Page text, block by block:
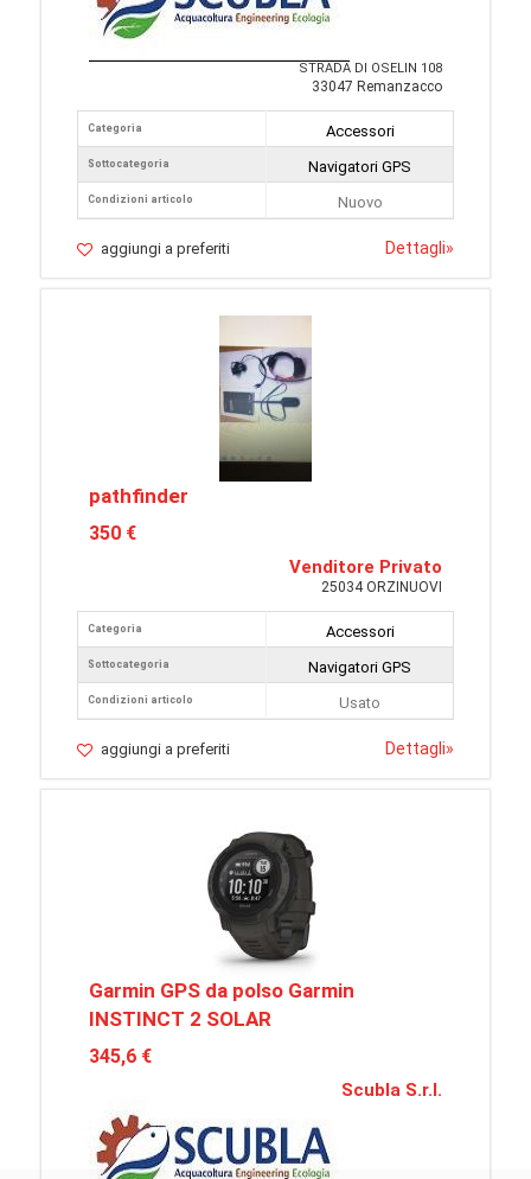
STRADA DI OSELIN 108
33047 Remanzacco
Categoria
Sottocategoria
Condizioni articolo
Accessori
Navigatori GPS
Nuovo
aggiungi a preferiti Dettagli»
pathfinder
350 €
Venditore Privato
25034 ORZINUOVI
Categoria
Sottocategoria
Condizioni articolo
Accessori
Navigatori GPS
Usato
aggiungi a preferiti Dettagli»
Garmin GPS da polso Garmin
INSTINCT 2 SOLAR
345,6 €
Scubla S.r.l.